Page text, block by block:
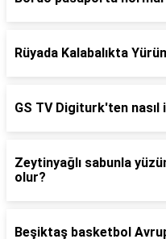
Rüyada Kalabalıkta
GS TV Digiturk'ten nasıl
Zeytinyağlı sabunla
olur?
Beşiktaş basketbol